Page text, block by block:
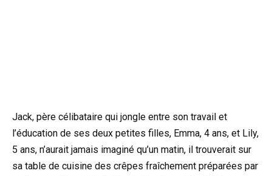
Jack, père célibataire qui jongle entre son travail et
l’éducation de ses deux petites filles, Emma, 4 ans, et Lily,
5 ans, n’aurait jamais imaginé qu’un matin, il trouverait sur
sa table de cuisine des crêpes fraîchement préparées par